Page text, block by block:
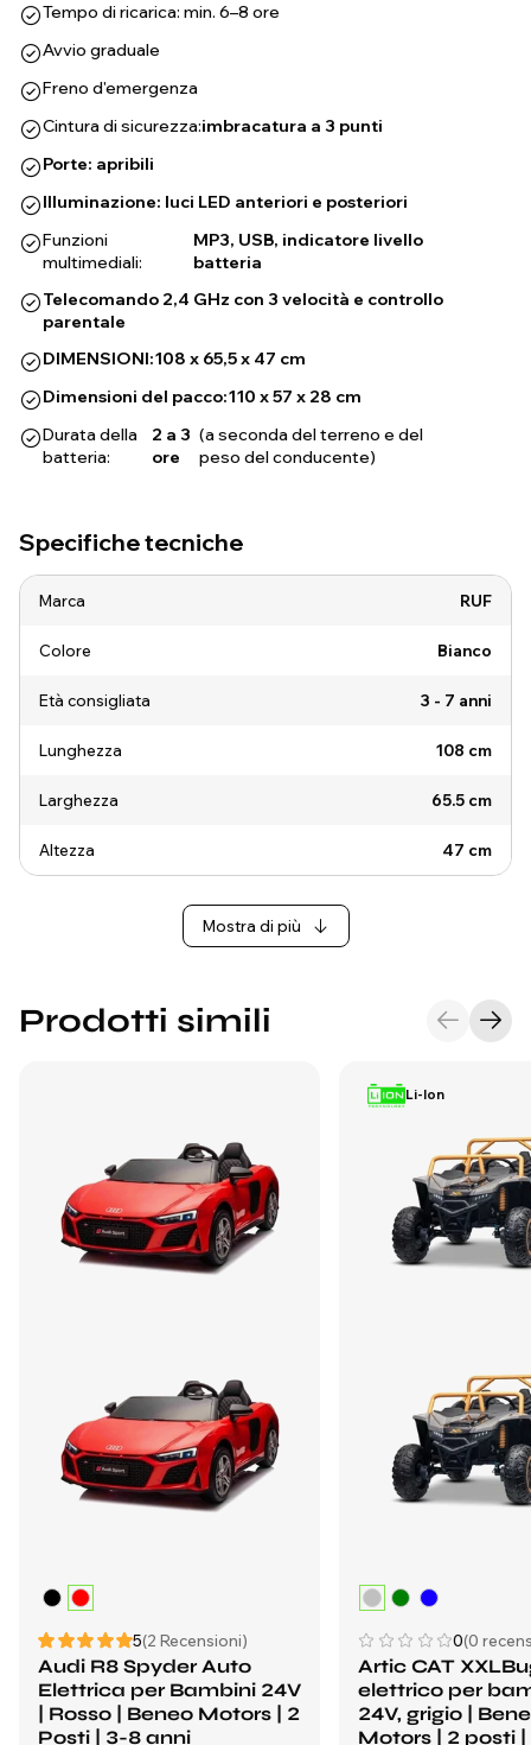
Tempo di ricarica: min. 6–8 ore
Avvio graduale
Freno d'emergenza
Cintura di sicurezza:imbracatura a 3 punti
Porte: apribili
Illuminazione: luci LED anteriori e posteriori
Funzioni
multimediali:
MP3, USB, indicatore livello
batteria
Telecomando 2,4 GHz con 3 velocità e controllo
parentale
DIMENSIONI:108 x 65,5 x 47 cm
Dimensioni del pacco:110 x 57 x 28 cm
Durata della
batteria:
2 a 3
ore
(a seconda del terreno e del
peso del conducente)
Specifiche tecniche
Marca RUF
Colore Bianco
Età consigliata 3 - 7 anni
Lunghezza 108 cm
Larghezza 65.5 cm
Altezza 47 cm
Mostra di più
Prodotti simili
5(2 Recensioni)
Audi R8 Spyder Auto
Elettrica per Bambini 24V
| Rosso | Beneo Motors | 2
Posti | 3-8 anni
Li-Ion
0(0
Artic CAT
elettrico per
24V, grigio |
Motors | 2 posti